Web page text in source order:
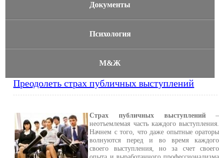
Документы
Психология
М&Ж
Преодолеть страх публичных выступлений
Страх публичных выступлений–
неотъемлемая часть каждого выступления.
Начнем с того, что даже опытные ораторы
волнуются перед и во время каждого
своего выступления, но за счет своего